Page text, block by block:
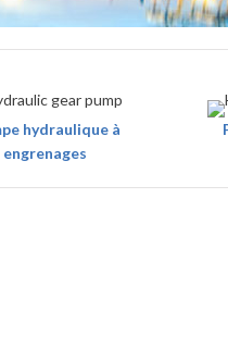
hydraulique à
engrenages